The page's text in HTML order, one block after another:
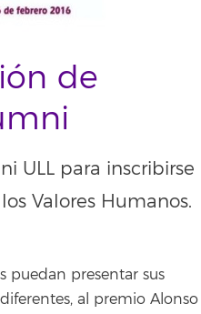
de
ULL para inscribirse
Valores Humanos.
puedan presentar sus
al premio Alonso